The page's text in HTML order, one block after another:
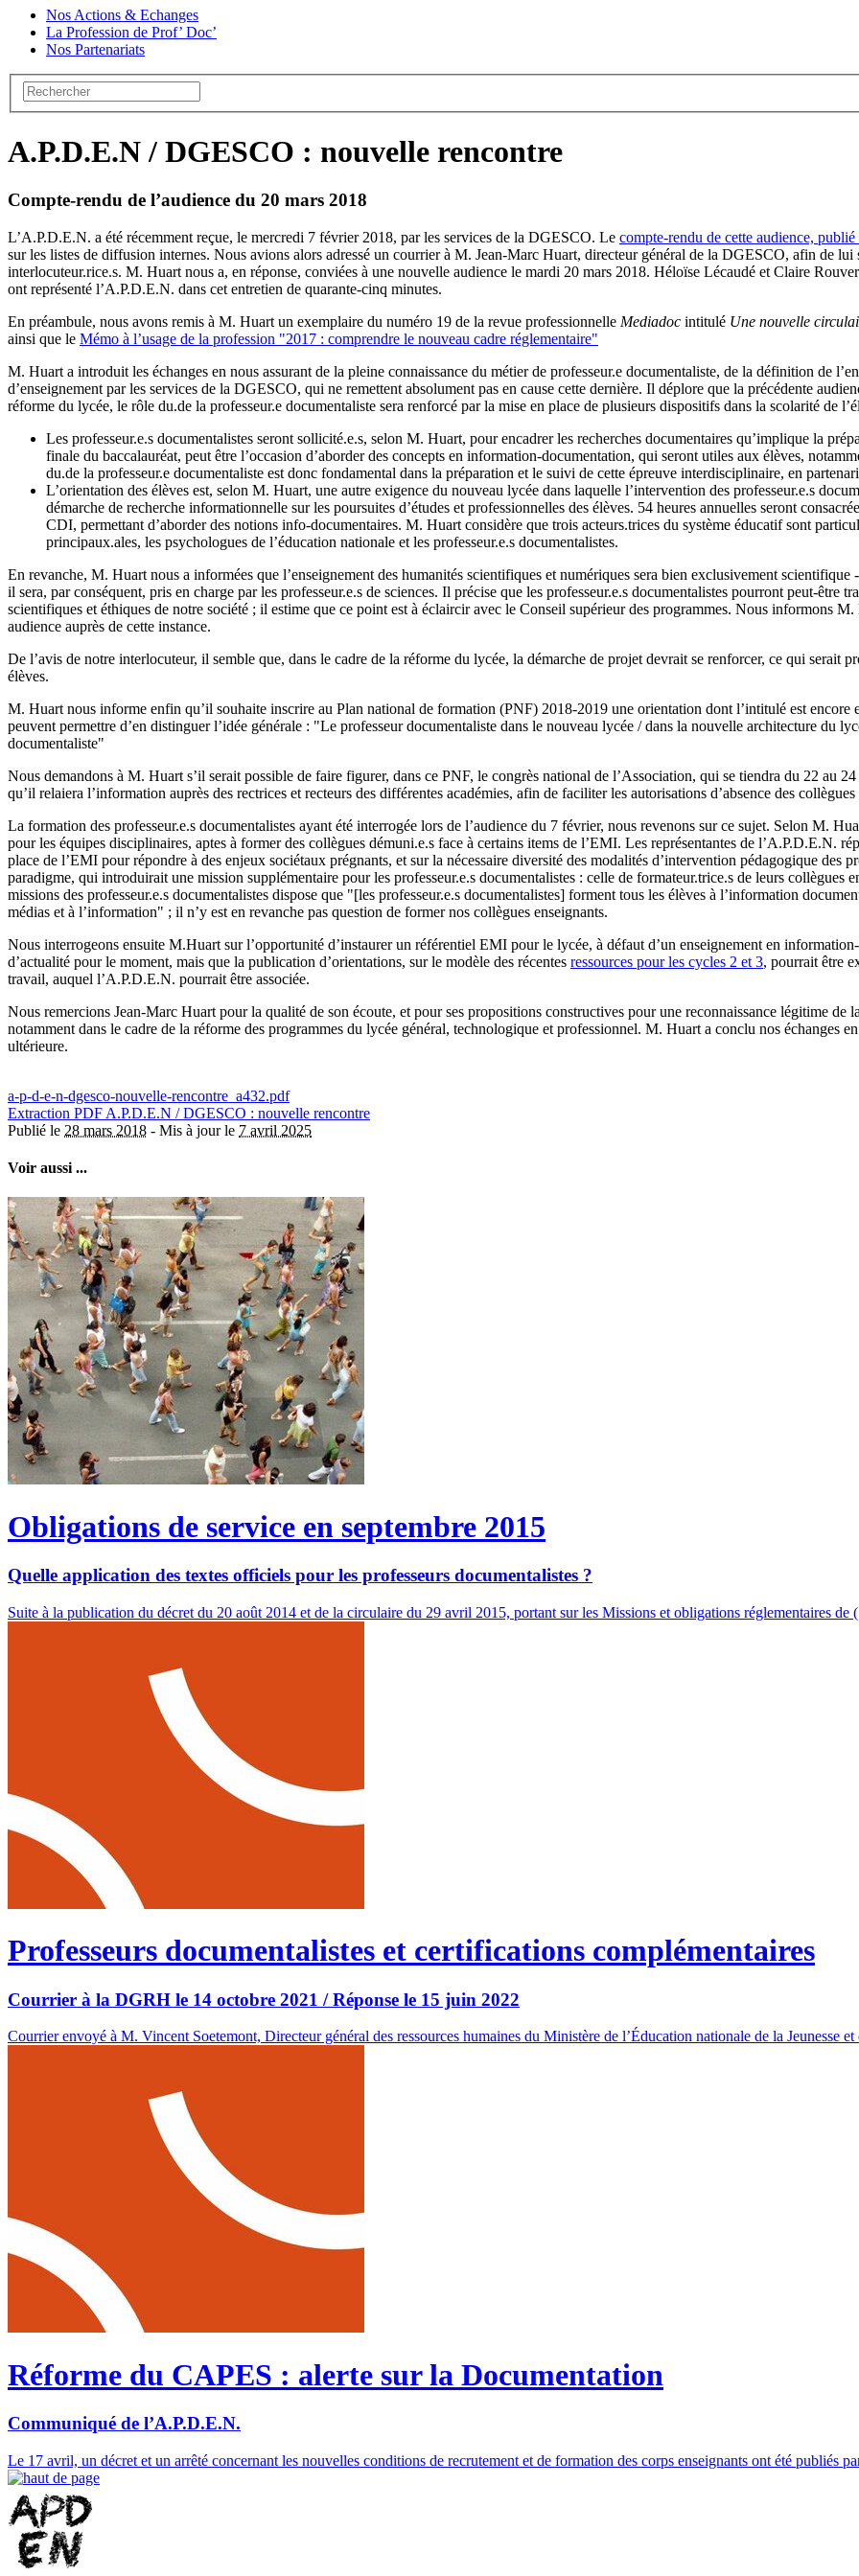
Nos Actions & Echanges
La Profession de Prof’ Doc’
Nos Partenariats
A.P.D.E.N / DGESCO : nouvelle rencontre
Compte-rendu de l’audience du 20 mars 2018
L’A.P.D.E.N. a été récemment reçue, le mercredi 7 février 2018, par les services de la DGESCO. Le compte-rendu de cette audience,
sur les listes de diffusion internes. Nous avions alors adressé un courrier à M. Jean-Marc Huart, directeur général de la DGESCO, afin de
interlocuteur.rice.s. M. Huart nous a, en réponse, conviées à une nouvelle audience le mardi 20 mars 2018. Héloïse Lécaudé et Claire
ont représenté l’A.P.D.E.N. dans cet entretien de quarante-cinq minutes.
En préambule, nous avons remis à M. Huart un exemplaire du numéro 19 de la revue professionnelle Mediadoc intitulé Une nouvelle
ainsi que le Mémo à l’usage de la profession "2017 : comprendre le nouveau cadre réglementaire"
M. Huart a introduit les échanges en nous assurant de la pleine connaissance du métier de professeur.e documentaliste, de la définition de
d’enseignement par les services de la DGESCO, qui ne remettent absolument pas en cause cette dernière. Il déplore que la précédente
réforme du lycée, le rôle du.de la professeur.e documentaliste sera renforcé par la mise en place de plusieurs dispositifs dans la scolarité de
Les professeur.e.s documentalistes seront sollicité.e.s, selon M. Huart, pour encadrer les recherches documentaires qu’implique la
finale du baccalauréat, peut être l’occasion d’aborder des concepts en information-documentation, qui seront utiles aux élèves,
du.de la professeur.e documentaliste est donc fondamental dans la préparation et le suivi de cette épreuve interdisciplinaire, en
L’orientation des élèves est, selon M. Huart, une autre exigence du nouveau lycée dans laquelle l’intervention des professeur.e.s
démarche de recherche informationnelle sur les poursuites d’études et professionnelles des élèves. 54 heures annuelles seront
CDI, permettant d’aborder des notions info-documentaires. M. Huart considère que trois acteurs.trices du système éducatif sont
principaux.ales, les psychologues de l’éducation nationale et les professeur.e.s documentalistes.
En revanche, M. Huart nous a informées que l’enseignement des humanités scientifiques et numériques sera bien exclusivement
il sera, par conséquent, pris en charge par les professeur.e.s de sciences. Il précise que les professeur.e.s documentalistes pourront peut-être
scientifiques et éthiques de notre société ; il estime que ce point est à éclaircir avec le Conseil supérieur des programmes. Nous informons
audience auprès de cette instance.
De l’avis de notre interlocuteur, il semble que, dans le cadre de la réforme du lycée, la démarche de projet devrait se renforcer, ce qui serait
élèves.
M. Huart nous informe enfin qu’il souhaite inscrire au Plan national de formation (PNF) 2018-2019 une orientation dont l’intitulé est
peuvent permettre d’en distinguer l’idée générale : "Le professeur documentaliste dans le nouveau lycée / dans la nouvelle architecture du
documentaliste"
Nous demandons à M. Huart s’il serait possible de faire figurer, dans ce PNF, le congrès national de l’Association, qui se tiendra du 22 au
qu’il relaiera l’information auprès des rectrices et recteurs des différentes académies, afin de faciliter les autorisations d’absence des
La formation des professeur.e.s documentalistes ayant été interrogée lors de l’audience du 7 février, nous revenons sur ce sujet. Selon M.
pour les équipes disciplinaires, aptes à former des collègues démuni.e.s face à certains items de l’EMI. Les représentantes de l’A.P.D.E.N.
place de l’EMI pour répondre à des enjeux sociétaux prégnants, et sur la nécessaire diversité des modalités d’intervention pédagogique des
paradigme, qui introduirait une mission supplémentaire pour les professeur.e.s documentalistes : celle de formateur.trice.s de leurs
missions des professeur.e.s documentalistes dispose que "[les professeur.e.s documentalistes] forment tous les élèves à l’information
médias et à l’information" ; il n’y est en revanche pas question de former nos collègues enseignants.
Nous interrogeons ensuite M.Huart sur l’opportunité d’instaurer un référentiel EMI pour le lycée, à défaut d’un enseignement en
d’actualité pour le moment, mais que la publication d’orientations, sur le modèle des récentes ressources pour les cycles 2 et 3, pourrait être
travail, auquel l’A.P.D.E.N. pourrait être associée.
Nous remercions Jean-Marc Huart pour la qualité de son écoute, et pour ses propositions constructives pour une reconnaissance légitime de
notamment dans le cadre de la réforme des programmes du lycée général, technologique et professionnel. M. Huart a conclu nos échanges
ultérieure.
a-p-d-e-n-dgesco-nouvelle-rencontre_a432.pdf
Extraction PDF A.P.D.E.N / DGESCO : nouvelle rencontre
Publié le 28 mars 2018 - Mis à jour le 7 avril 2025
Voir aussi ...
Obligations de service en septembre 2015
Quelle application des textes officiels pour les professeurs documentalistes ?
Suite à la publication du décret du 20 août 2014 et de la circulaire du 29 avril 2015, portant sur les Missions et obligations réglementaires
Professeurs documentalistes et certifications complémentaires
Courrier à la DGRH le 14 octobre 2021 / Réponse le 15 juin 2022
Courrier envoyé à M. Vincent Soetemont, Directeur général des ressources humaines du Ministère de l’Éducation nationale de la Jeunesse
Réforme du CAPES : alerte sur la Documentation
Communiqué de l’A.P.D.E.N.
Le 17 avril, un décret et un arrêté concernant les nouvelles conditions de recrutement et de formation des corps enseignants ont été publiés